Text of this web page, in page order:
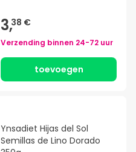
3,38 €
Verzending binnen 24-72 uur
toevoegen
Ynsadiet Hijas del Sol
Semillas de Lino Dorado